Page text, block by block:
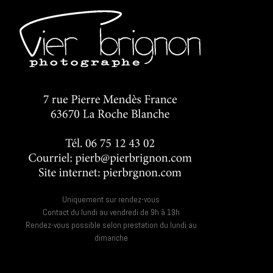
Uniquement sur rendez-vous
Contact du lundi au vendredi de 9h à 19h
Rendez-vous possible selon prestation du lundi au
dimanche